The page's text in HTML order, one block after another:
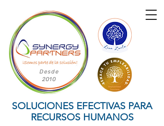
SOLUCIONES EFECTIVAS PARA
RECURSOS HUMANOS
Desde
2010